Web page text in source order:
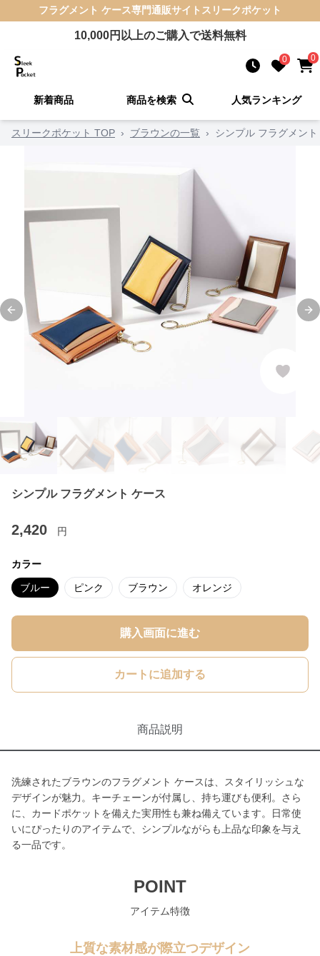
フラグメント ケース専門通販サイト スリークポケット
10,000円以上のご購入で送料無料
0 0
新着商品 商品を検索 人気ランキング
スリークポケット TOP › ブラウンの一覧 › シンプル フラグメン
Previous slide
シンプル フラグメント ケース
2,420 円
カラー
ブルー ピンク ブラウン オレンジ
購入画面に進む
カートに追加する
商品説明
洗練されたブラウンのフラグメント ケースは、スタイリッシュな
デザインが魅力。キーチェーンが付属し、持ち運びも便利。さら
に、カードポケットを備えた実用性も兼ね備えています。日常使
いにぴったりのアイテムで、シンプルながらも上品な印象を与え
る一品です。
POINT
アイテム特徴
上質な素材感が際立つデザイン